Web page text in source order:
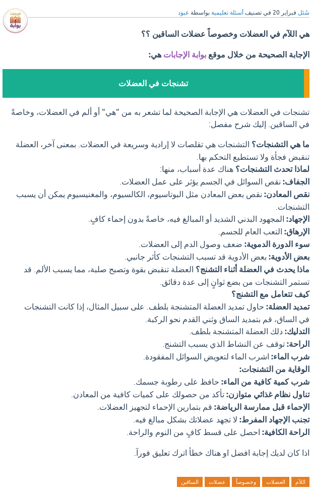
سُئل فبراير 20 في تصنيف أسئلة تعليمية بواسطة عبود
هي اللآم في العضلات وخصوصاً عضلات الساقين ؟؟
الإجابة الصحيحة من خلال موقع بوابة الإجابات هي:
تشنجات في العضلات
تشنجات في العضلات هي الإجابة الصحيحة لما تشعر به من "هي" أو ألم في العضلات، وخاصةً
في الساقين. إليك شرح مفصل:
ما هي التشنجات؟ التشنجات هي تقلصات لا إرادية وسريعة في العضلات. بمعنى آخر، العضلة
تنقبض فجأة ولا تستطيع التحكم بها.
لماذا تحدث التشنجات؟ هناك عدة أسباب، منها:
الجفاف: نقص السوائل في الجسم يؤثر على عمل العضلات.
نقص المعادن: نقص بعض المعادن مثل البوتاسيوم، الكالسيوم، والمغنيسيوم يمكن أن يسبب
التشنجات.
الإجهاد: المجهود البدني الشديد أو المبالغ فيه، خاصةً بدون إحماء كافٍ.
الإرهاق: التعب العام للجسم.
سوء الدورة الدموية: ضعف وصول الدم إلى العضلات.
بعض الأدوية: بعض الأدوية قد تسبب التشنجات كأثر جانبي.
ماذا يحدث في العضلة أثناء التشنج؟ العضلة تنقبض بقوة وتصبح صلبة، مما يسبب الألم. قد
تستمر التشنجات من بضع ثوانٍ إلى عدة دقائق.
كيف تتعامل مع التشنج؟
تمديد العضلة: حاول تمديد العضلة المتشنجة بلطف. على سبيل المثال، إذا كانت التشنجات
في الساق، قم بتمديد الساق وثني القدم نحو الركبة.
التدليك: دلك العضلة المتشنجة بلطف.
الراحة: توقف عن النشاط الذي يسبب التشنج.
شرب الماء: اشرب الماء لتعويض السوائل المفقودة.
الوقاية من التشنجات:
شرب كمية كافية من الماء: حافظ على رطوبة جسمك.
تناول نظام غذائي متوازن: تأكد من حصولك على كميات كافية من المعادن.
الإحماء قبل ممارسة الرياضة: قم بتمارين الإحماء لتجهيز العضلات.
تجنب الإجهاد المفرط: لا تجهد عضلاتك بشكل مبالغ فيه.
الراحة الكافية: احصل على قسط كافٍ من النوم والراحة.
اذا كان لديك إجابة افضل او هناك خطأ اترك تعليق فورآ.
اللآم العضلات وخصوصاً عضلات الساقين